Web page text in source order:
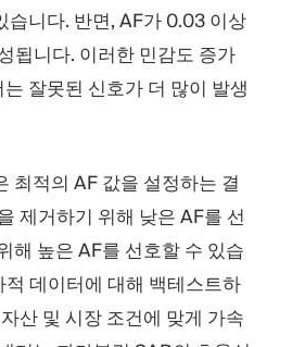
습니다. 반면, AF가 0.03 이상
됩니다. 이러한 민감도 증가
잘못된 신호가 더 많이 발생
최적의 AF 값을 설정하는 결
제거하기 위해 낮은 AF를 선
해 높은 AF를 선호할 수 있습
데이터에 대해 백테스트하
산 및 시장 조건에 맞게 가속